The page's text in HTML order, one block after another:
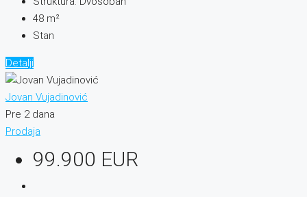
48 m²
Stan
Detalji
Jovan Vujadinović
Pre 2 dana
Prodaja
99.900 EUR